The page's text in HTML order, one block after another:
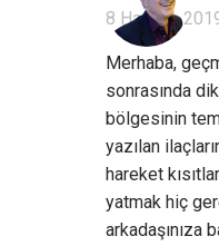
8 Haziran
Merhaba,
sonrasında
bölgesinin
yazılan
hareket
yatmak hiç
arkadaşınıza